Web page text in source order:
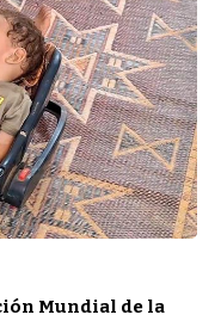
Mundial de la